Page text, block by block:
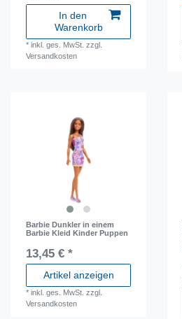
In den
Warenkorb
*inkl. ges. MwSt. zzgl.
Versandkosten
Barbie Dunkler in einem
Barbie Kleid Kinder Puppen
13,45 € *
Artikel anzeigen
*inkl. ges. MwSt. zzgl.
Versandkosten